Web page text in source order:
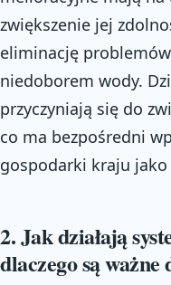
zwiększenie jej
eliminację
niedoborem wody.
przyczyniają się do
co ma bezpośredni
gospodarki kraju jako
2. Jak działają
dlaczego są